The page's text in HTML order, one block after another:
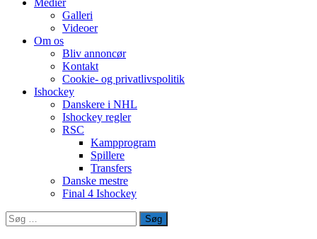
Medier
Galleri
Videoer
Om os
Bliv annoncør
Kontakt
Cookie- og privatlivspolitik
Ishockey
Danskere i NHL
Ishockey regler
RSC
Kampprogram
Spillere
Transfers
Danske mestre
Final 4 Ishockey
Søg
efter: